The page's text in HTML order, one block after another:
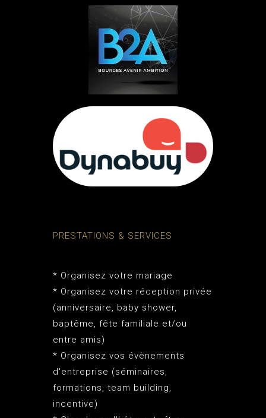
PRESTATIONS & SERVICES
* Organisez votre mariage
* Organisez votre réception privée
(anniversaire, baby shower,
baptême, fête familiale et/ou
entre amis)
* Organisez vos évènements
d'entreprise (séminaires,
formations, team building,
incentive)